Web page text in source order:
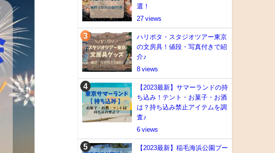
選！
27
ハリポタ・スタジオツアー東京
の文房具！値段・写真付きで紹
介♪
8
【2023最新】サマーランドの持
ち込み！テント・お菓子・お酒
は？持ち込み禁止アイテムを調
査♪
6
【2023最新】稲毛海浜公園プー